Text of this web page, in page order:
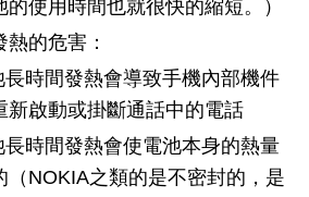
使用時間也就很快的縮短。）
的危害：
間發熱會導致手機內部機件
新啟動或掛斷通話中的電話
間發熱會使電池本身的熱量
（NOKIA之類的是不密封的，是